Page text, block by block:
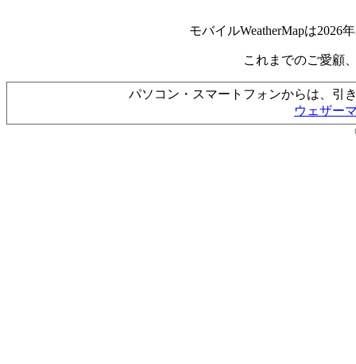
モバイルWeatherMapは2026
これまでのご愛顧
パソコン・スマートフォンからは、引
ウェザー